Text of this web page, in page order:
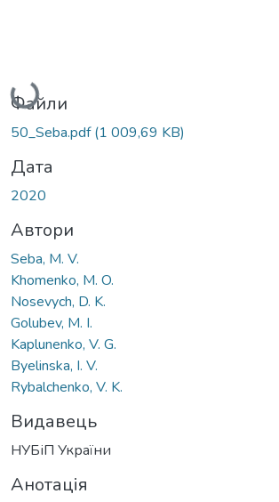
Вантажиться...
Файли
50_Seba.pdf(1 009,69 KB)
Дата
2020
Автори
Seba, M. V.
Khomenko, M. O.
Nosevych, D. K.
Golubev, M. I.
Kaplunenko, V. G.
Byelinska, I. V.
Rybalchenko, V. K.
Видавець
НУБіП України
Анотація